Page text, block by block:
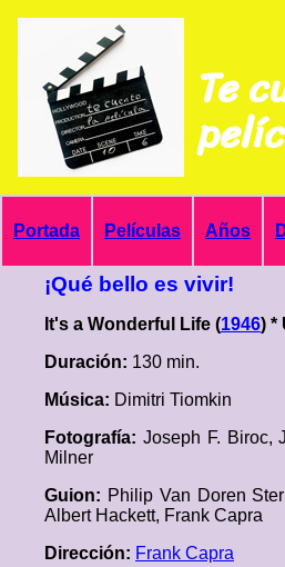
Te
Portada Películas Años
¡Qué bello es vivir!
It's a Wonderful Life (1946) *
Duración: 130 min.
Música: Dimitri Tiomkin
Fotografía: Joseph F. Biroc,
Milner
Guion: Philip Van Doren
Albert Hackett, Frank Capra
Dirección: Frank Capra